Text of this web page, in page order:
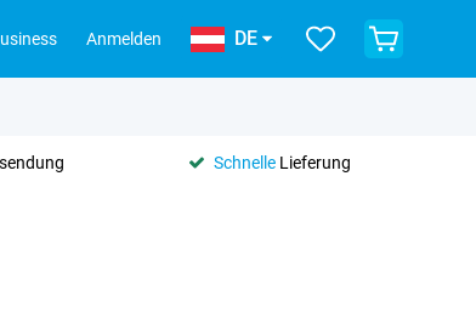
Anmelden DE
SchnelleLieferung